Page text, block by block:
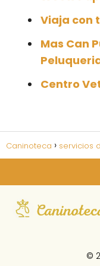
Viaja con
Mas Can
Centro
Caninoteca servicios
©